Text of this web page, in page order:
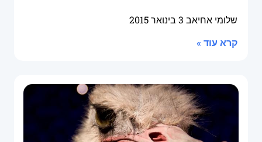
שלומי אחיאב 3 בינואר 2015
קרא עוד »